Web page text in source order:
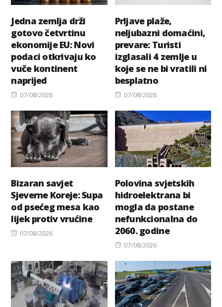
Jedna zemlja drži
gotovo četvrtinu
ekonomije EU: Novi
podaci otkrivaju ko
vuče kontinent
naprijed
Posted
07/08/2026
Prljave plaže,
neljubazni domaćini,
prevare: Turisti
izglasali 4 zemlje u
koje se ne bi vratili ni
besplatno
Posted
07/08/2026
Bizaran savjet
Sjeverne Koreje: Supa
od psećeg mesa kao
lijek protiv vrućine
Posted
07/08/2026
Polovina svjetskih
hidroelektrana bi
mogla da postane
nefunkcionalna do
2060. godine
Posted
07/08/2026